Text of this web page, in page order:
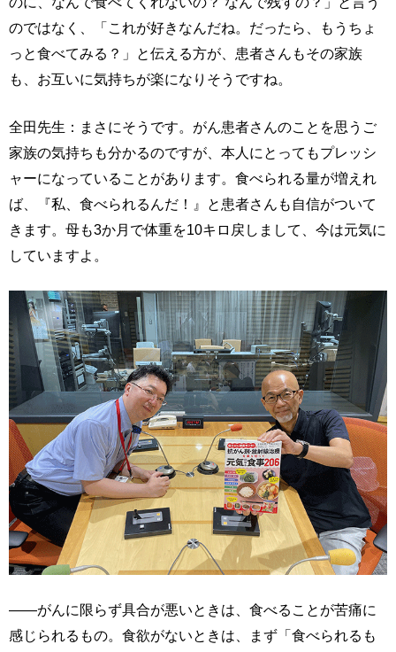
のではなく、「これが好きなんだね。だったら、もうちょ
っと食べてみる？」と伝える方が、患者さんもその家族
も、お互いに気持ちが楽になりそうですね。
全田先生：まさにそうです。がん患者さんのことを思うご
家族の気持ちも分かるのですが、本人にとってもプレッシ
ャーになっていることがあります。食べられる量が増えれ
ば、『私、食べられるんだ！』と患者さんも自信がついて
きます。母も3か月で体重を10キロ戻しまして、今は元気に
していますよ。
――がんに限らず具合が悪いときは、食べることが苦痛に
感じられるもの。食欲がないときは、まず「食べられるも